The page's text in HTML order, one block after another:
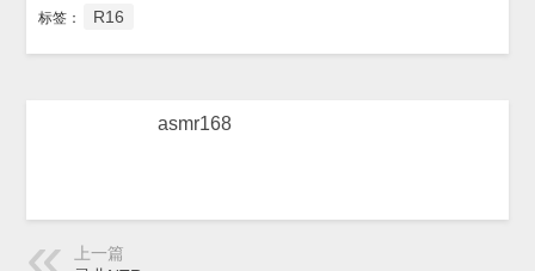
标签： R16
asmr168
上一篇